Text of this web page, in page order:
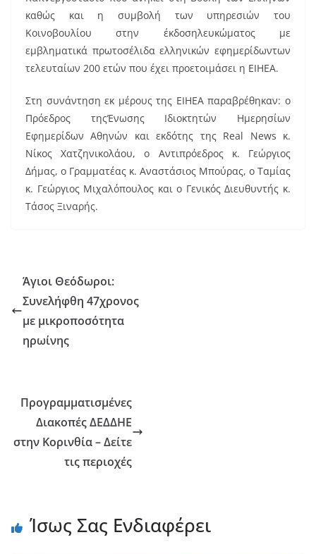
καθώς και η συμβολή των υπηρεσιών του
Κοινοβουλίου στην έκδοσηλευκώματος με
εμβληματικά πρωτοσέλιδα ελληνικών εφημερίδωντων
τελευταίων 200 ετών που έχει προετοιμάσει η ΕΙΗΕΑ.
Στη συνάντηση εκ μέρους της ΕΙΗΕΑ παραβρέθηκαν: ο
Πρόεδρος τηςΈνωσης Ιδιοκτητών Ημερησίων
Εφημερίδων Αθηνών και εκδότης της Real News κ.
Νίκος Χατζηνικολάου, ο Αντιπρόεδρος κ. Γεώργιος
Δήμας, ο Γραμματέας κ. Αναστάσιος Μπούρας, ο Ταμίας
κ. Γεώργιος Μιχαλόπουλος και ο Γενικός Διευθυντής κ.
Τάσος Ξιναρής.
Άγιοι Θεόδωροι:
Συνελήφθη 47χρονος
με μικροποσότητα
ηρωίνης
Προγραμματισμένες
Διακοπές ΔΕΔΔΗΕ
στην Κορινθία – Δείτε
τις περιοχές
Ίσως Σας Ενδιαφέρει